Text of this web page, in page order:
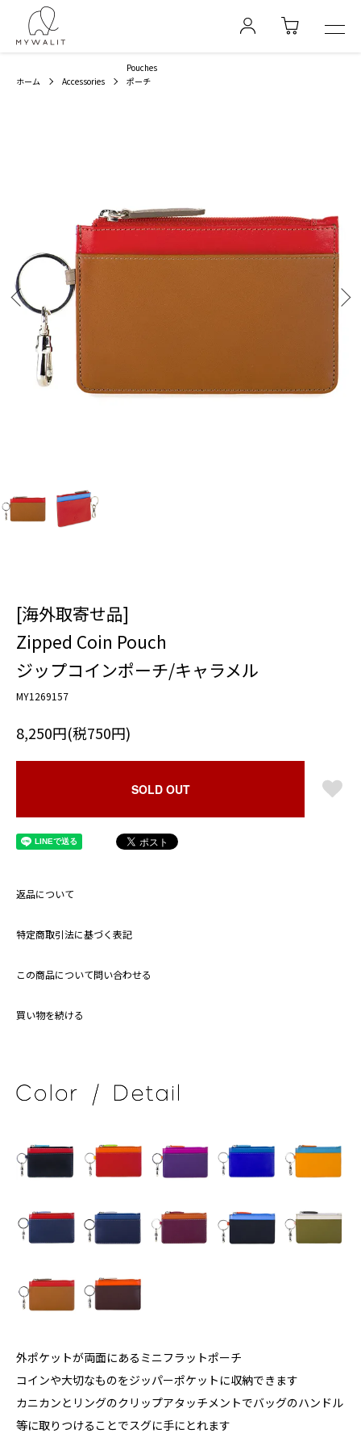
ホーム Accessories
Pouches
ポーチ
[海外取寄せ品]
Zipped Coin Pouch
ジップコインポーチ/キャラメル
MY1269157
8,250円(税750円)
SOLD OUT
返品について
特定商取引法に基づく表記
この商品について問い合わせる
買い物を続ける
外ポケットが両面にあるミニフラットポーチ
コインや大切なものをジッパーポケットに収納できます
カニカンとリングのクリップアタッチメントでバッグのハンドル
等に取りつけることでスグに手にとれます